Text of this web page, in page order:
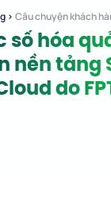
› Câu chuyện khách
số hóa
nền tảng
do